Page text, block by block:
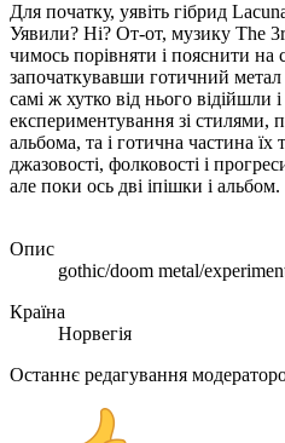
Для початку, уявіть гібрид
Уявили? Ні? От-от, музику The
чимось порівняти і пояснити
започаткувавши готичний
самі ж хутко від нього відійшли
експериментування зі стилями,
альбома, та і готична частина їх
джазовості, фолковості і
але поки ось дві іпішки і альбом.
Опис
gothic/doom metal/
Країна
Норвегія
Останнє редагування